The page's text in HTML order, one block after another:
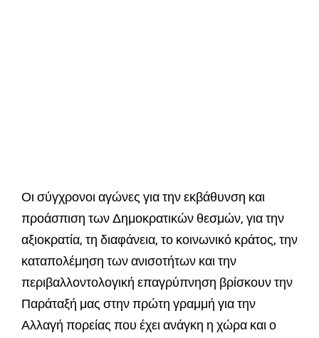
Οι σύγχρονοι αγώνες για την εκβάθυνση και
προάσπιση των Δημοκρατικών θεσμών, για την
αξιοκρατία, τη διαφάνεια, το κοινωνικό κράτος, την
καταπολέμηση των ανισοτήτων και την
περιβαλλοντολογική επαγρύπνηση βρίσκουν την
Παράταξή μας στην πρώτη γραμμή για την
Αλλαγή πορείας που έχει ανάγκη η χώρα και ο